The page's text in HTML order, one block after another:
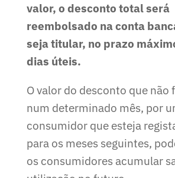
valor, o desconto total será
reembolsado na conta
seja titular, no prazo
dias úteis.
O valor do desconto que não
num determinado mês, por
consumidor que esteja
para os meses seguintes,
os consumidores acumular